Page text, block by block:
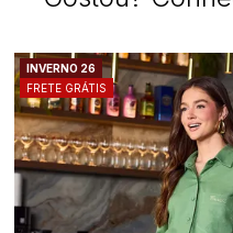
INVERNO 26
FRETE GRÁTIS